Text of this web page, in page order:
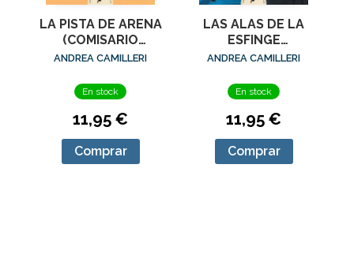
LA PISTA DE ARENA
(COMISARIO
MONTALBANO 16)
ANDREA CAMILLERI
En stock
11,95 €
Comprar
LAS ALAS DE LA
ESFINGE
(COMISARIO
ANDREA CAMILLERI
En stock
11,95 €
Comprar